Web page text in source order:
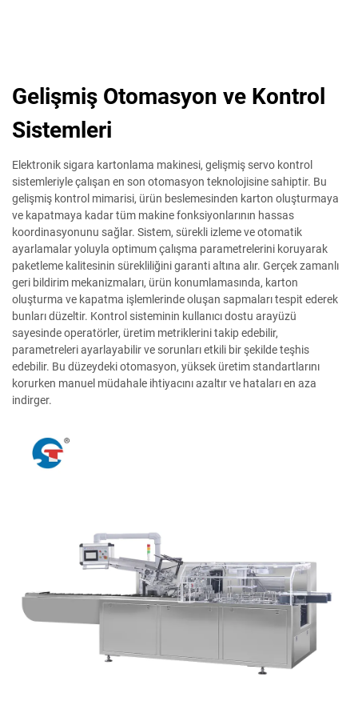
Gelişmiş Otomasyon ve Kontrol
Sistemleri
Elektronik sigara kartonlama makinesi, gelişmiş servo kontrol
sistemleriyle çalışan en son otomasyon teknolojisine sahiptir. Bu
gelişmiş kontrol mimarisi, ürün beslemesinden karton oluşturmaya
ve kapatmaya kadar tüm makine fonksiyonlarının hassas
koordinasyonunu sağlar. Sistem, sürekli izleme ve otomatik
ayarlamalar yoluyla optimum çalışma parametrelerini koruyarak
paketleme kalitesinin sürekliliğini garanti altına alır. Gerçek zamanlı
geri bildirim mekanizmaları, ürün konumlamasında, karton
oluşturma ve kapatma işlemlerinde oluşan sapmaları tespit ederek
bunları düzeltir. Kontrol sisteminin kullanıcı dostu arayüzü
sayesinde operatörler, üretim metriklerini takip edebilir,
parametreleri ayarlayabilir ve sorunları etkili bir şekilde teşhis
edebilir. Bu düzeydeki otomasyon, yüksek üretim standartlarını
korurken manuel müdahale ihtiyacını azaltır ve hataları en aza
indirger.